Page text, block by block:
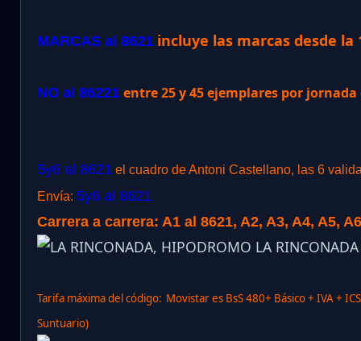
MARCAS al 8621 incluye las marcas desde
NO al 86221 entre 25 y 45 ejemplares por
5y6 al 8621 el cuadro de Antoni Castellano, las 6
Envía: 5y6 al 8621
Carrera a carrera: A1 al 8621, A2, A3, A4, A5,
Tarifa máxima del código: Movistar es BsS 480+ Básico + IVA +
Suntuario)